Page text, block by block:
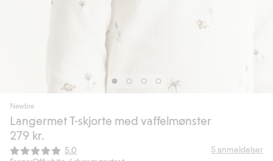
Newbie
Langermet T-skjorte med vaffelmønster
279 kr.
Gjennomsnittskarakter:
5.0 5 anmeldelser